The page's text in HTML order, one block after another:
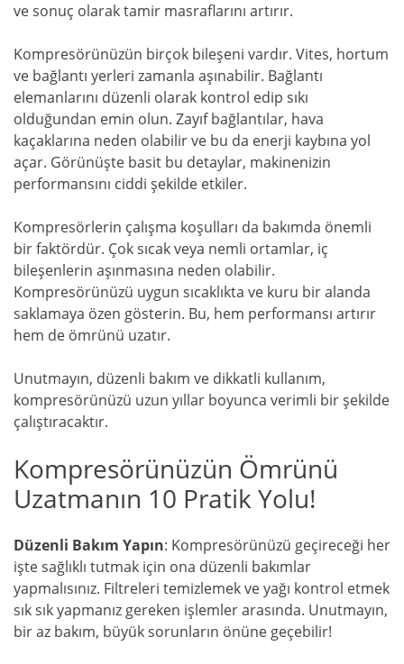
ve sonuç olarak tamir masraflarını artırır.
Kompresörünüzün birçok bileşeni vardır. Vites, hortum
ve bağlantı yerleri zamanla aşınabilir. Bağlantı
elemanlarını düzenli olarak kontrol edip sıkı
olduğundan emin olun. Zayıf bağlantılar, hava
kaçaklarına neden olabilir ve bu da enerji kaybına yol
açar. Görünüşte basit bu detaylar, makinenizin
performansını ciddi şekilde etkiler.
Kompresörlerin çalışma koşulları da bakımda önemli
bir faktördür. Çok sıcak veya nemli ortamlar, iç
bileşenlerin aşınmasına neden olabilir.
Kompresörünüzü uygun sıcaklıkta ve kuru bir alanda
saklamaya özen gösterin. Bu, hem performansı artırır
hem de ömrünü uzatır.
Unutmayın, düzenli bakım ve dikkatli kullanım,
kompresörünüzü uzun yıllar boyunca verimli bir şekilde
çalıştıracaktır.
Kompresörünüzün Ömrünü
Uzatmanın 10 Pratik Yolu!
Düzenli Bakım Yapın: Kompresörünüzü geçireceği her
işte sağlıklı tutmak için ona düzenli bakımlar
yapmalısınız. Filtreleri temizlemek ve yağı kontrol etmek
sık sık yapmanız gereken işlemler arasında. Unutmayın,
bir az bakım, büyük sorunların önüne geçebilir!